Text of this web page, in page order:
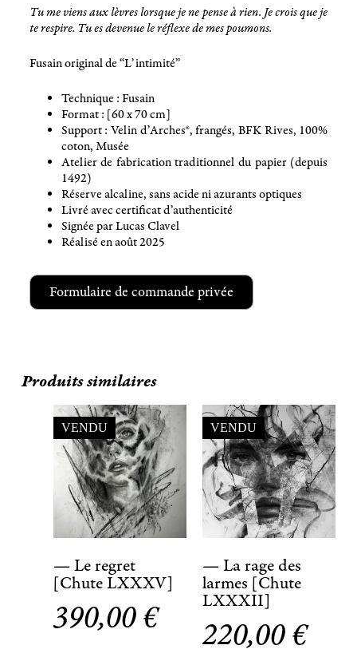
Tu me viens aux lèvres lorsque je ne pense à rien. Je crois que je
te respire. Tu es devenue le réflexe de mes poumons.
Fusain original de “L’intimité”
Technique : Fusain
Format : [60 x 70 cm]
Support : Velin d’Arches®, frangés, BFK Rives, 100%
coton, Musée
Atelier de fabrication traditionnel du papier (depuis
1492)
Réserve alcaline, sans acide niazurants optiques
Livré avec certificat d’authenticité
Signée par Lucas Clavel
Réalisé en août 2025
Formulaire de commande privée
Produits similaires
VENDU
— Le regret
[Chute LXXXV]
390,00€
VENDU
— La rage des
larmes [Chute
LXXXII]
220,00€